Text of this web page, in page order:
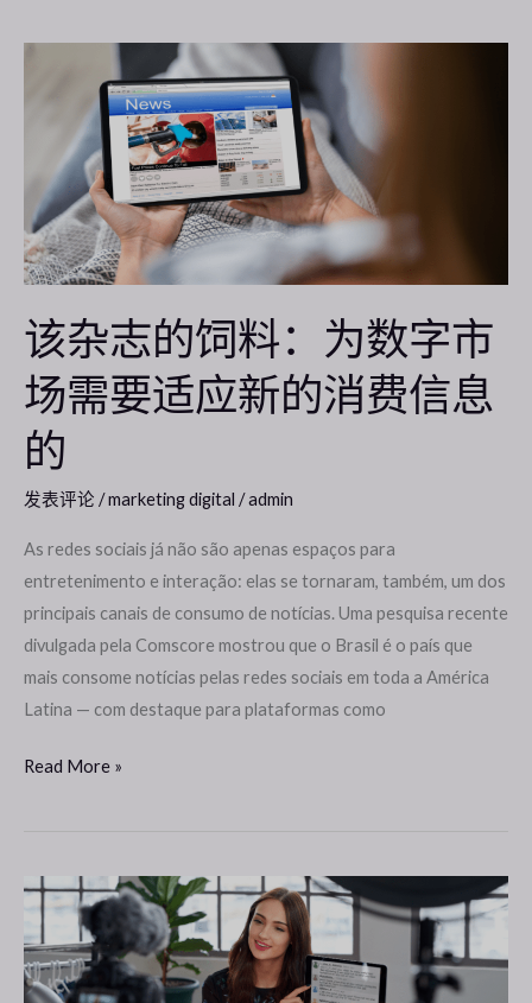
该杂志的饲料：为数字市
场需要适应新的消费信息
的
发表评论 /marketing digital /admin
As redes sociais já não são apenas espaços para
entretenimento e interação: elas se tornaram, também, um dos
principais canais de consumo de notícias. Uma pesquisa recente
divulgada pela Comscore mostrou que o Brasil é o país que
mais consome notícias pelas redes sociais em toda a América
Latina — com destaque para plataformas como
料：
为
数
字
市
场
需
要
适
应
新
费
息
Read More »
市
营
销